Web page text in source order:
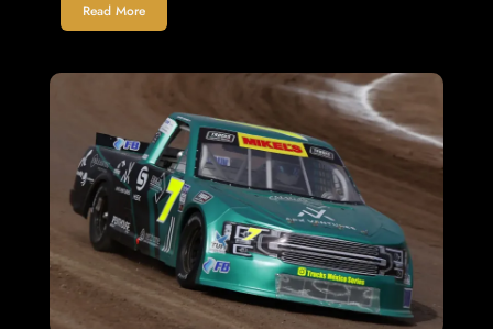
Read More